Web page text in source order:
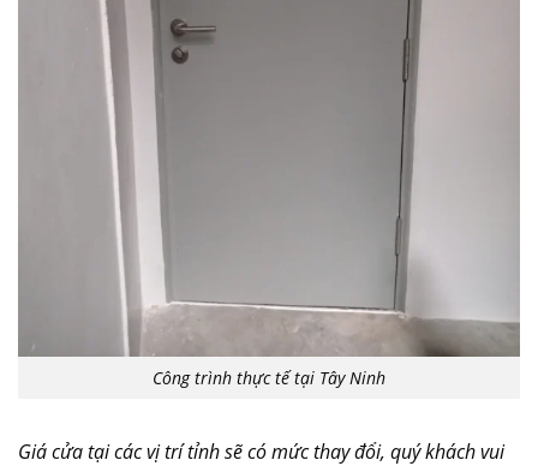
Công trình thực tế tại Tây Ninh
Giá cửa tại các vị trí tỉnh sẽ có mức thay đổi, quý khách vui